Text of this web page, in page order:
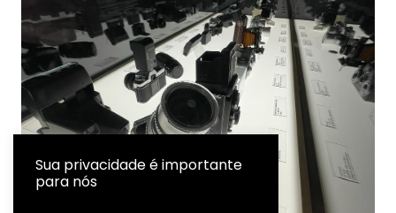
Sua privacidade é importante
para nós